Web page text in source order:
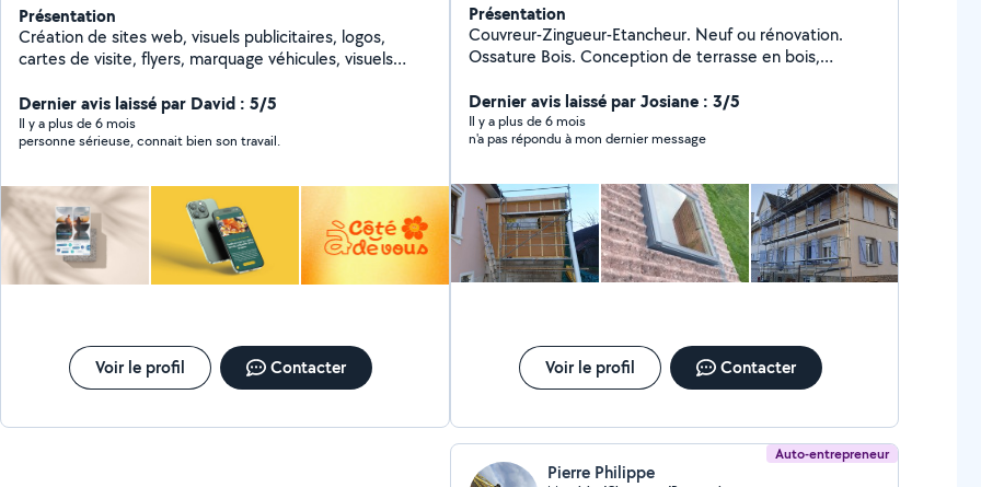
Présentation
Création de sites web, visuels publicitaires, logos,
cartes de visite, flyers, marquage véhicules, visuels
Dernier avis laissé par David : 5/5
Il y a plus de 6 mois
personne sérieuse, connait bien son travail.
Voir le profil Contacter
Présentation
Couvreur-Zingueur-Etancheur. Neuf ou rénovation.
Ossature Bois. Conception de terrasse en bois,
Remplacement de velux. Pose de lambris pvc ou bois
sous toiture. Zinguerie : Gouttière, rive, solin,
remplacement de manteau de cheminée. Bardage
Isolation de combles, murs Petite charpente (carport,
avancée...) Assurance décennale et RC pro à jour
Dernier avis laissé par Josiane : 3/5
Il y a plus de 6 mois
n'a pas répondu à mon dernier message
Voir le profil Contacter
Auto-entrepreneur
Pierre Philippe